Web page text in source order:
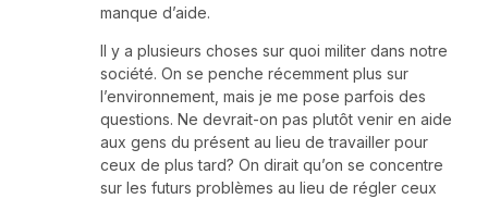
manque d’aide.
Il y a plusieurs choses sur quoi militer dans notre
société. On se penche récemment plus sur
l’environnement, mais je me pose parfois des
questions. Ne devrait-on pas plutôt venir en aide
aux gens du présent au lieu de travailler pour
ceux de plus tard? On dirait qu’on se concentre
sur les futurs problèmes au lieu de régler ceux